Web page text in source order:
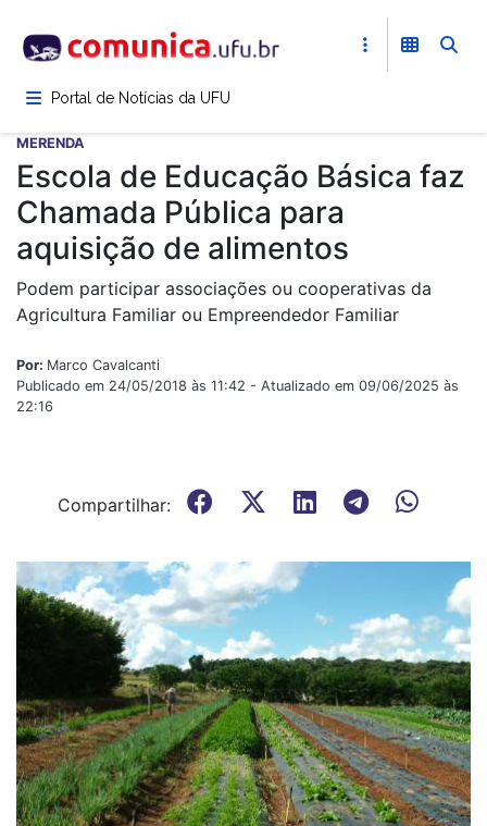
para
conteúdoPortal de Notícias da UFU
MERENDA
Escola de Educação Básica faz
Chamada Pública para
aquisição de alimentos
Podem participar associações ou cooperativas da
Agricultura Familiar ou Empreendedor Familiar
Por: Marco Cavalcanti
Publicado em 24/05/2018 às 11:42 - Atualizado em 09/06/2025 às
22:16
Compartilhar: